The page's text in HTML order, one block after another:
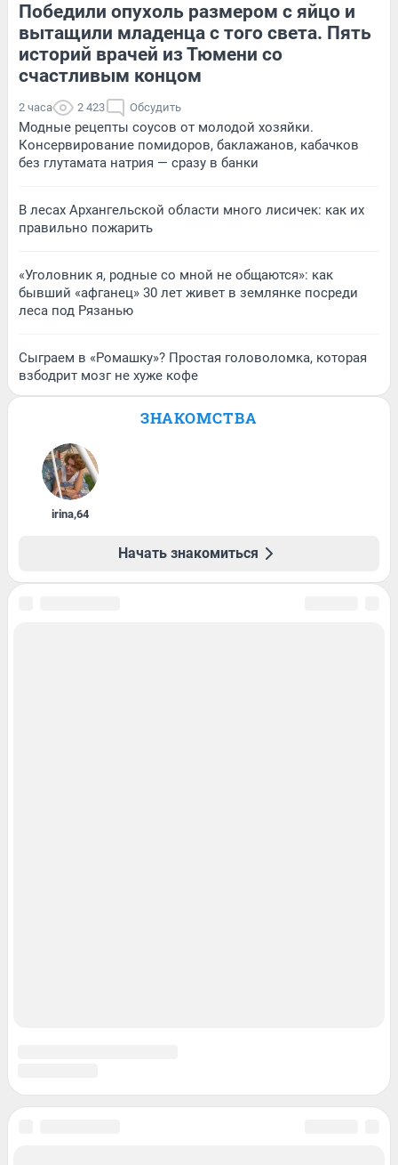
Победили опухоль размером с яйцо и
вытащили младенца с того света. Пять
историй врачей из Тюмени со
счастливым концом
2 часа 2 423 Обсудить
Модные рецепты соусов от молодой хозяйки.
Консервирование помидоров, баклажанов, кабачков
без глутамата натрия — сразу в банки
В лесах Архангельской области много лисичек: как их
правильно пожарить
«Уголовник я, родные со мной не общаются»: как
бывший «афганец» 30 лет живет в землянке посреди
леса под Рязанью
Сыграем в «Ромашку»? Простая головоломка, которая
взбодрит мозг не хуже кофе
ЗНАКОМСТВА
irina,64
Начать знакомиться